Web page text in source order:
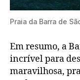
Praia da Barra de
Em resumo, a
incrível para
maravilhosa,